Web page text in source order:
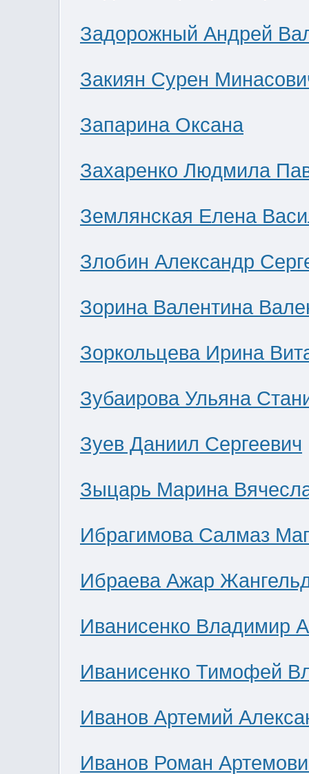
Задорожный Андрей
Закиян Сурен
Запарина Оксана
Захаренко Людмила
Землянская Елена
Злобин Александр
Зорина Валентина
Зоркольцева Ирина
Зубаирова Ульяна
Зуев Даниил Сергеевич
Зыцарь Марина
Ибрагимова Салмаз
Ибраева Ажар
Иванисенко Владимир
Иванисенко Тимофей
Иванов Артемий
Иванов Роман